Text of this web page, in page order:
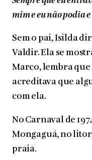
mim e eu não podia
Sem o pai, Isilda
Valdir. Ela se
Marco, lembra que
acreditava que
com ela.
No Carnaval de
Mongaguá, no
praia.